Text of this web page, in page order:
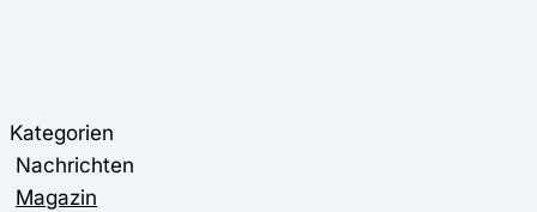
Kategorien
Nachrichten
Magazin